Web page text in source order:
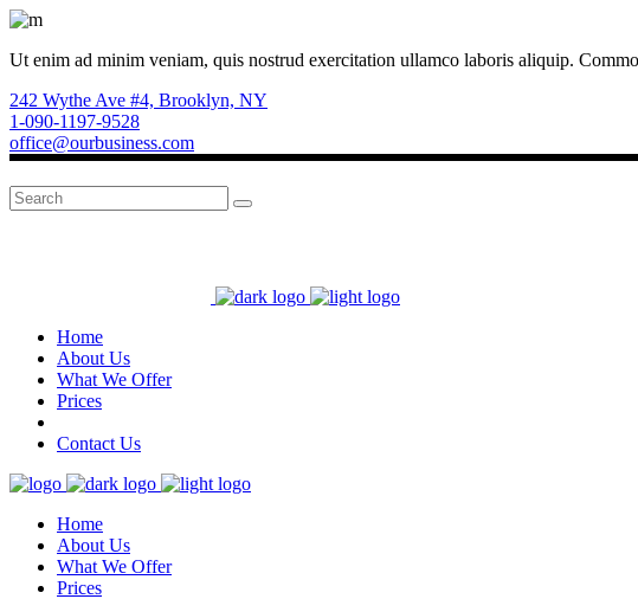
Ut enim ad minim veniam, quis nostrud exercitation ullamco laboris aliquip.
242 Wythe Ave #4, Brooklyn, NY
1-090-1197-9528
office@ourbusiness.com
Search
for:
Home
About Us
What We Offer
Prices
Contact Us
Home
About Us
What We Offer
Prices